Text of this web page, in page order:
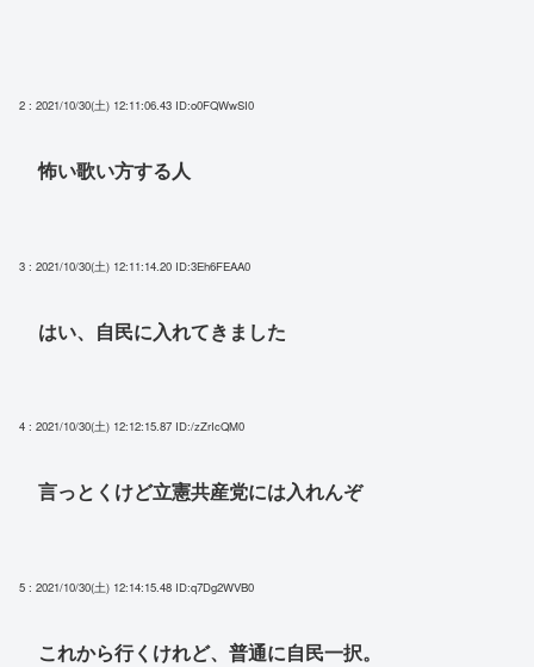
2 : 2021/10/30(土) 12:11:06.43 ID:o0FQWwSI0
怖い歌い方する人
3 : 2021/10/30(土) 12:11:14.20 ID:3Eh6FEAA0
はい、自民に入れてきました
4 : 2021/10/30(土) 12:12:15.87 ID:/zZrIcQM0
言っとくけど立憲共産党には入れんぞ
5 : 2021/10/30(土) 12:14:15.48 ID:q7Dg2WVB0
これから行くけれど、普通に自民一択。